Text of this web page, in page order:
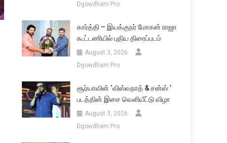
Dgowdham Pro
கார்த்தி – இயக்குநர் மோகன் ராஜா
கூட்டணியில் புதிய திரைப்படம்
August 3, 2026
Dgowdham Pro
சூர்யாவின் ‘விஸ்வநாத் & சன்ஸ் ‘
படத்தின் இசை வெளியீட்டு விழா
August 3, 2026
Dgowdham Pro